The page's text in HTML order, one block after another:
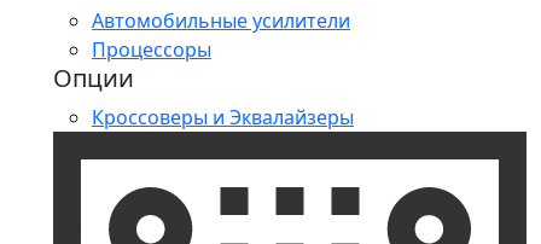
Автомобильные усилители
Процессоры
Опции
Кроссоверы и Эквалайзеры